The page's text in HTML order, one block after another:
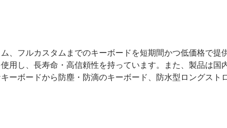
、フルカスタムまでのキーボードを短期間かつ低価格で提
用し、長寿命・高信頼性を持っています。また、製品は国
ーボードから防塵・防滴のキーボード、防水型ロングスト